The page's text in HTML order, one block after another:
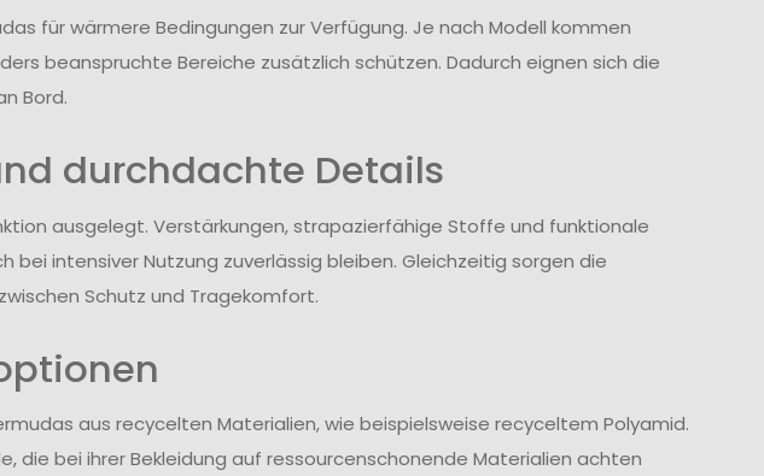
für wärmere Bedingungen zur Verfügung. Je nach Modell kommen
beanspruchte Bereiche zusätzlich schützen. Dadurch eignen sich die
Bord.
durchdachte Details
ausgelegt. Verstärkungen, strapazierfähige Stoffe und funktionale
bei intensiver Nutzung zuverlässig bleiben. Gleichzeitig sorgen die
Schutz und Tragekomfort.
aus recycelten Materialien, wie beispielsweise recyceltem Polyamid.
die bei ihrer Bekleidung auf ressourcenschonende Materialien achten